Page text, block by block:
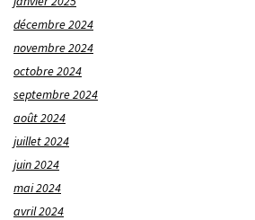
décembre 2024
novembre 2024
octobre 2024
septembre 2024
août 2024
juillet 2024
juin 2024
mai 2024
avril 2024